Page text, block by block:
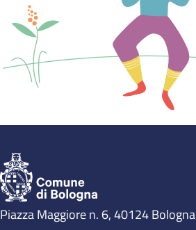
Piazza Maggiore n. 6, 40124 Bologna